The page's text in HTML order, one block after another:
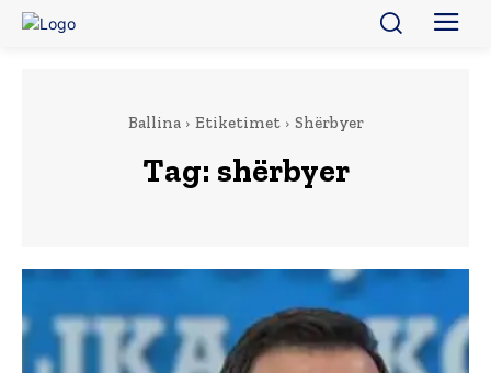
Ballina Etiketimet Shërbyer
Tag: shërbyer